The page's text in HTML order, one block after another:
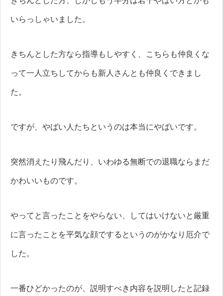
いらっしゃいました。
きちんとした方なら指導もしやすく、こちらも仲良くな
って一人立ちしてからも新人さんとも仲良くできまし
た。
ですが、やばい人たちというのは本当にやばいです。
突然消えたり飛んだり、いわゆる無断での退職ならまだ
かわいいものです。
やってと言ったことをやらない、してはいけないと厳重
に言ったことを平気な顔でするというのがかなり厄介で
した。
一番ひどかったのが、説明すべき内容を説明したと記録